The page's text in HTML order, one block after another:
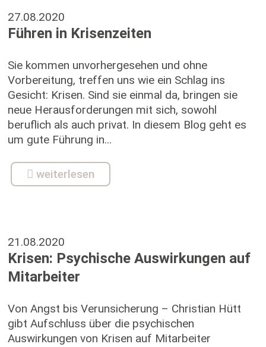
27.08.2020
Führen in Krisenzeiten
Sie kommen unvorhergesehen und ohne
Vorbereitung, treffen uns wie ein Schlag ins
Gesicht: Krisen. Sind sie einmal da, bringen sie
neue Herausforderungen mit sich, sowohl
beruflich als auch privat. In diesem Blog geht es
um gute Führung in...
weiterlesen
21.08.2020
Krisen: Psychische Auswirkungen auf
Mitarbeiter
Von Angst bis Verunsicherung – Christian Hütt
gibt Aufschluss über die psychischen
Auswirkungen von Krisen auf Mitarbeiter